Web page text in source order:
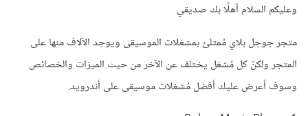
وعليكم السلام أهلًا بك صديقي
متجر جوجل بلاي مُمتلئ بمشغلات الموسيقى ويوجد الآلاف منها على
المتجر ولكنّ كل مُشغل يختلف عن الآخر من حيث الميزات والخصائص
وسوف أعرض عليك أفضل مُشغلات موسيقى على أندرويد.